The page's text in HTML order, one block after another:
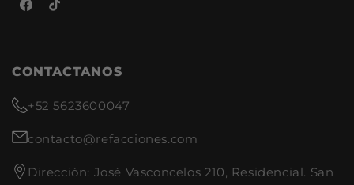
Facebook
TikTok
CONTACTANOS
+52 5623600047
contacto@refacciones.com
Dirección: José Vasconcelos 210, Residencial. San